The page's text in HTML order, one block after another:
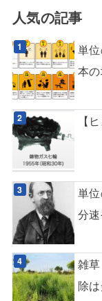
人気の記事
単
本
【
単
分
雑
除